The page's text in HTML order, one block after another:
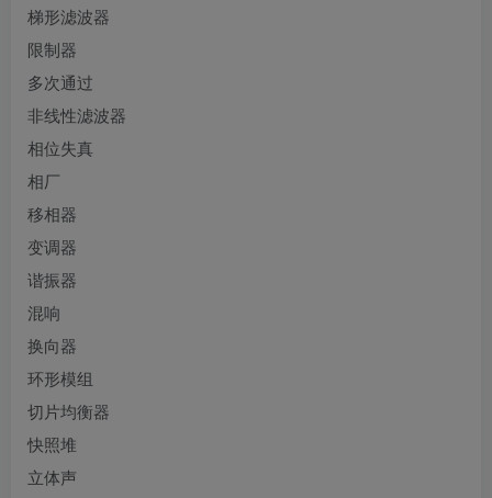
梯形滤波器
限制器
多次通过
非线性滤波器
相位失真
相厂
移相器
变调器
谐振器
混响
换向器
环形模组
切片均衡器
快照堆
立体声